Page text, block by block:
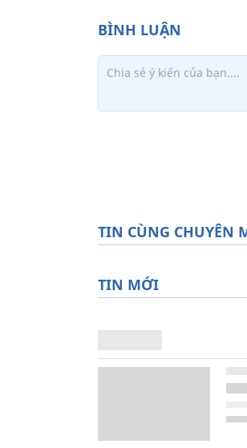
TIN CÙNG CHUYÊN
TIN MỚI